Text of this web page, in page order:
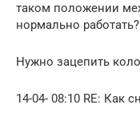
таком положении
нормально работать?
Нужно зацепить
14-04- 08:10 RE: Как